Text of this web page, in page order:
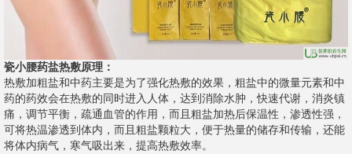
瓷小腰药盐热敷原理：
热敷加粗盐和中药主要是为了强化热敷的效果，粗盐中的微量元素和中
药的药效会在热敷的同时进入人体，达到消除水肿，快速代谢，消炎镇
痛，调节平衡，疏通血管的作用，而且粗盐加热后保温性，渗透性强，
可将热温渗透到体内，而且粗盐颗粒大，便于热量的储存和传输，还能
将体内病气，寒气吸出来，提高热敷效率。